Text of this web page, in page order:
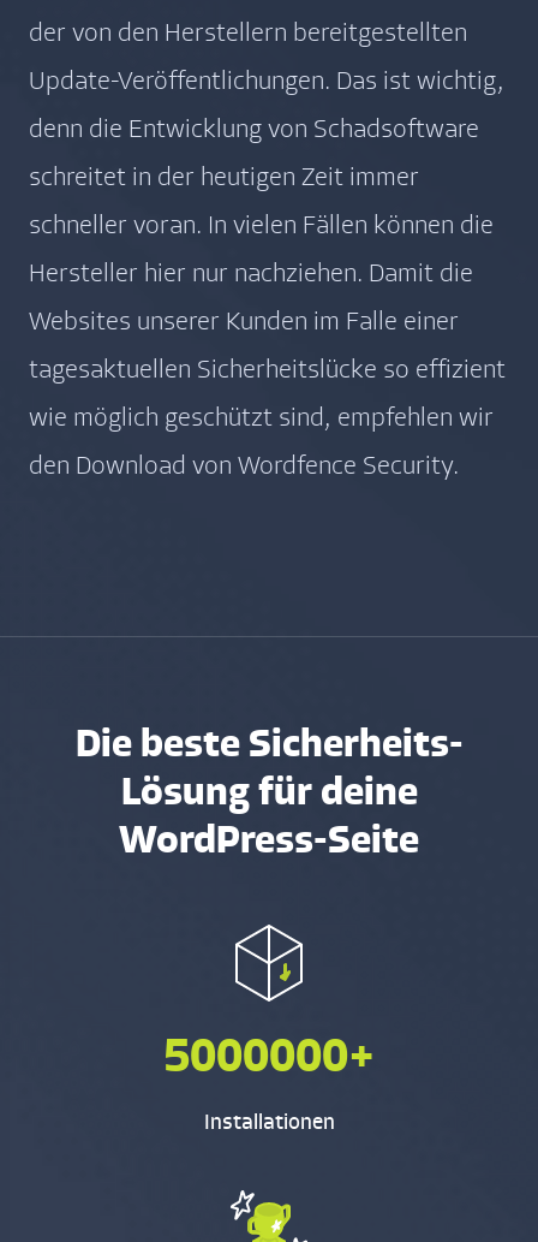
der von den Herstellern bereitgestellten
Update-Veröffentlichungen. Das ist wichtig,
denn die Entwicklung von Schadsoftware
schreitet in der heutigen Zeit immer
schneller voran. In vielen Fällen können die
Hersteller hier nur nachziehen. Damit die
Websites unserer Kunden im Falle einer
tagesaktuellen Sicherheitslücke so effizient
wie möglich geschützt sind, empfehlen wir
den Download von Wordfence Security.
Die beste Sicherheits-
Lösung für deine
WordPress-Seite
5000000+
Installationen